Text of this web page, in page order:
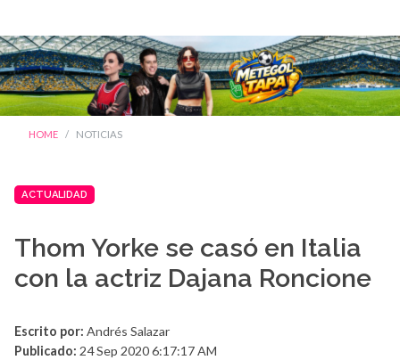
HOME NOTICIAS
ACTUALIDAD
Thom Yorke se casó en Italia
con la actriz Dajana Roncione
Escrito por: Andrés Salazar
Publicado: 24 Sep 2020 6:17:17 AM